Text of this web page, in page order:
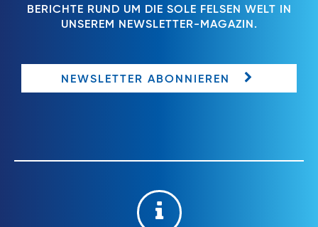
BERICHTE RUND UM DIE SOLE FELSEN WELT IN
UNSEREM NEWSLETTER-MAGAZIN.
NEWSLETTER ABONNIEREN